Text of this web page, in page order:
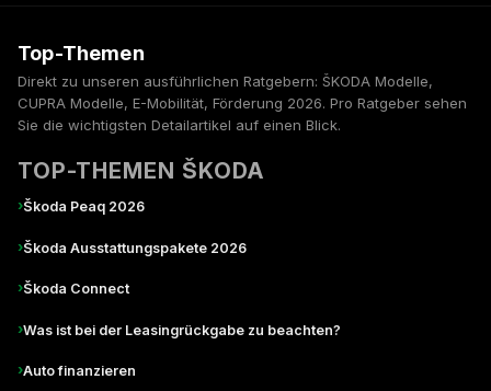
Top-Themen
Direkt zu unseren ausführlichen Ratgebern: ŠKODA Modelle,
CUPRA Modelle, E-Mobilität, Förderung 2026. Pro Ratgeber sehen
Sie die wichtigsten Detailartikel auf einen Blick.
TOP-THEMEN ŠKODA
›Škoda Peaq 2026
›Škoda Ausstattungspakete 2026
›Škoda Connect
›Was ist bei der Leasingrückgabe zu beachten?
›Auto finanzieren